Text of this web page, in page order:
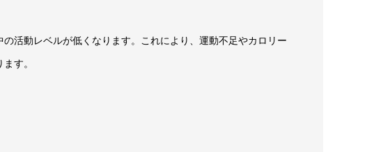
活動レベルが低くなります。これにより、運動不足やカロリー
す。